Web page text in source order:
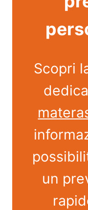
Scopri
un